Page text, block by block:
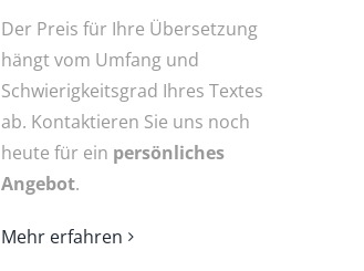
Der Preis für Ihre Übersetzung
hängt vom Umfang und
Schwierigkeitsgrad Ihres Textes
ab. Kontaktieren Sie uns noch
heute für ein persönliches
Angebot.
Mehr erfahren